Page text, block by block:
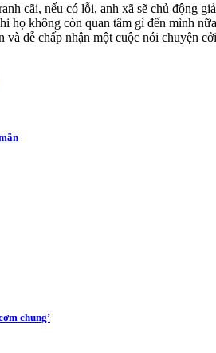
cãi, nếu có lỗi, anh xã sẽ chủ động
họ không còn quan tâm gì đến mình
và dễ chấp nhận một cuộc nói chuyện
chung’